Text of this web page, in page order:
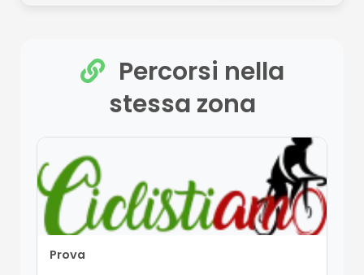
Percorsi nella
stessa zona
Prova